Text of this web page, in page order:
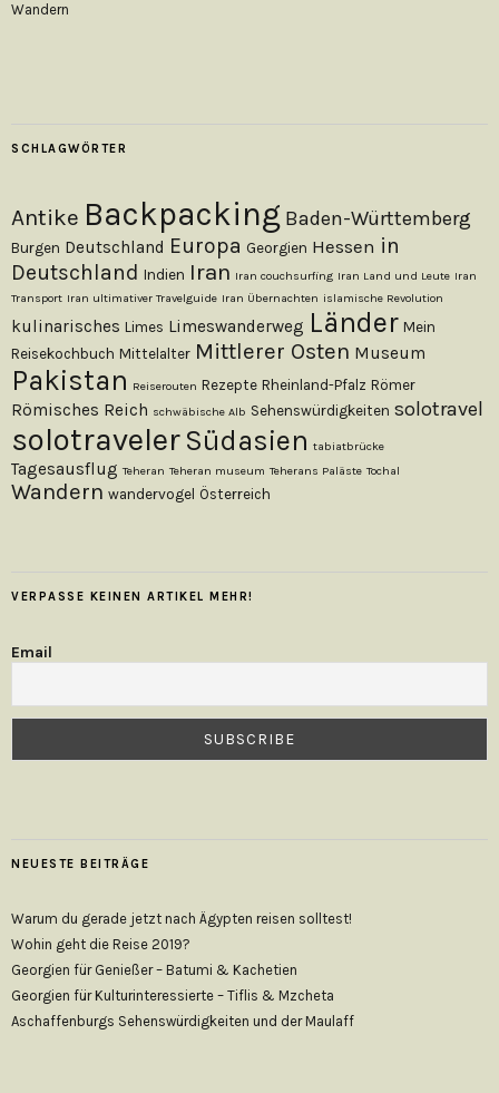
Wandern
SCHLAGWÖRTER
Antike Backpacking Baden-Württemberg
Burgen Deutschland Europa Georgien Hessen in
Deutschland Indien Iran Iran couchsurfing Iran Land und Leute Iran
Transport Iran ultimativer Travelguide Iran Übernachten islamische Revolution
kulinarisches Limes Limeswanderweg Länder Mein
Reisekochbuch Mittelalter Mittlerer Osten Museum
Pakistan Reiserouten Rezepte Rheinland-Pfalz Römer
Römisches Reich schwäbische Alb Sehenswürdigkeiten solotravel
solotraveler Südasien tabiatbrücke
Tagesausflug Teheran Teheran museum Teherans Paläste Tochal
Wandern wandervogel Österreich
VERPASSE KEINEN ARTIKEL MEHR!
Email
NEUESTE BEITRÄGE
Warum du gerade jetzt nach Ägypten reisen solltest!
Wohin geht die Reise 2019?
Georgien für Genießer – Batumi & Kachetien
Georgien für Kulturinteressierte – Tiflis & Mzcheta
Aschaffenburgs Sehenswürdigkeiten und der Maulaff